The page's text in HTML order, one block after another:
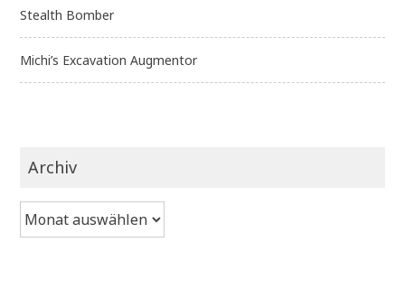
Stealth Bomber
Michi’s Excavation Augmentor
Archiv